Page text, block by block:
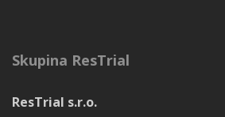
Skupina ResTrial
ResTrial s.r.o.